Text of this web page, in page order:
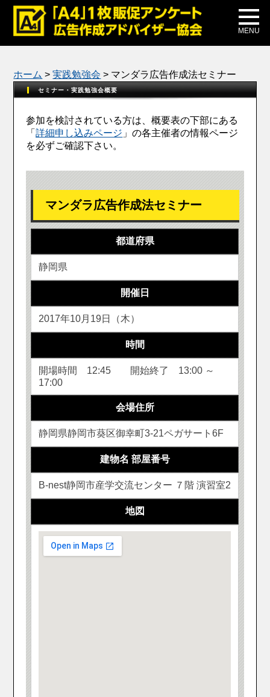
MENU
メディア掲載
公式ブログ
ホーム >実践勉強会 > マンダラ広告作成法セミナー
セミナー・実践勉強会概要
参加を検討されている方は、概要表の下部にある
「詳細申し込みページ 」の各主催者の情報ページ
を必ずご確認下さい。
マンダラ広告作成法セミナー
都道府県
静岡県
開催日
2017年10月19日（木）
時間
開場時間 12:45 開始終了 13:00 ～
17:00
会場住所
静岡県静岡市葵区御幸町3-21ペガサート6F
建物名 部屋番号
B-nest静岡市産学交流センター ７階 演習室2
地図